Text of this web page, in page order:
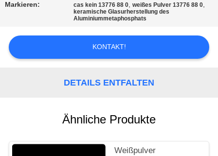
EIN
ANGEBOT
POLICY
Markieren: cas kein 13776 88 0,weißes Pulver 13776 88 0,
keramische Glasurherstellung des
Aluminiummetaphosphats
KONTAKT!
DETAILS ENTFALTEN
Ähnliche Produkte
Weißpulver